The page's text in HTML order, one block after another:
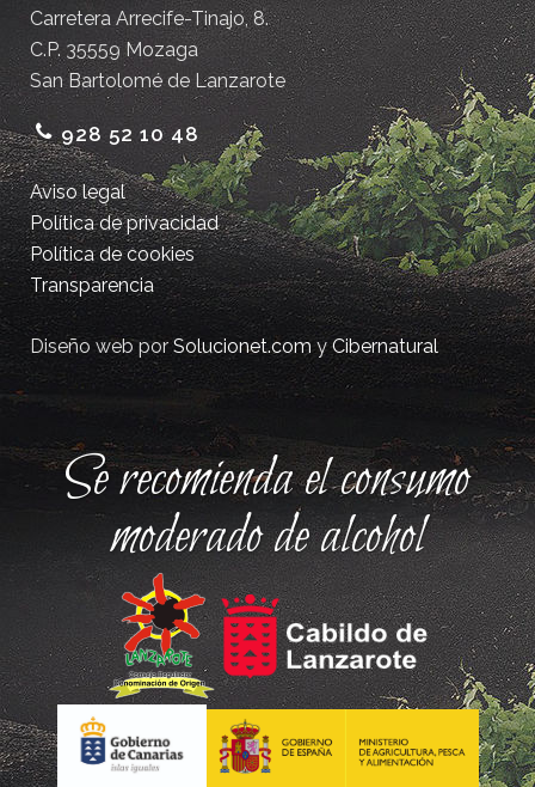
Carretera Arrecife-Tinajo, 8.
C.P. 35559 Mozaga
San Bartolomé de Lanzarote
928 52 10 48
Aviso legal
Política de privacidad
Política de cookies
Transparencia
Diseño web porSolucionet.comyCibernatural
Se recomienda el consumo
moderado de alcohol